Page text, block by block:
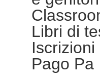
Libri di
Iscrizioni
Pago Pa